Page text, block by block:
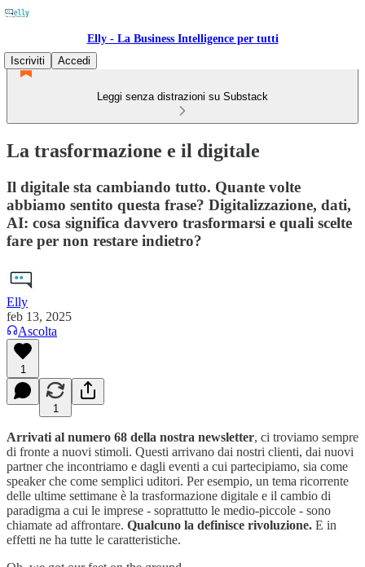
Elly - La Business Intelligence per tutti
Iscriviti
Accedi
Leggi senza distrazioni su Substack
La trasformazione e il digitale
Il digitale sta cambiando tutto. Quante volte
abbiamo sentito questa frase? Digitalizzazione, dati,
AI: cosa significa davvero trasformarsi e quali scelte
fare per non restare indietro?
Elly
feb 13, 2025
Ascolta
1
1
Arrivati al numero 68 della nostra newsletter, ci troviamo sempre
di fronte a nuovi stimoli. Questi arrivano dai nostri clienti, dai nuovi
partner che incontriamo e dagli eventi a cui partecipiamo, sia come
speaker che come semplici uditori. Per esempio, un tema ricorrente
delle ultime settimane è la trasformazione digitale e il cambio di
paradigma a cui le imprese - soprattutto le medio-piccole - sono
chiamate ad affrontare. Qualcuno la definisce rivoluzione. E in
effetti ne ha tutte le caratteristiche.